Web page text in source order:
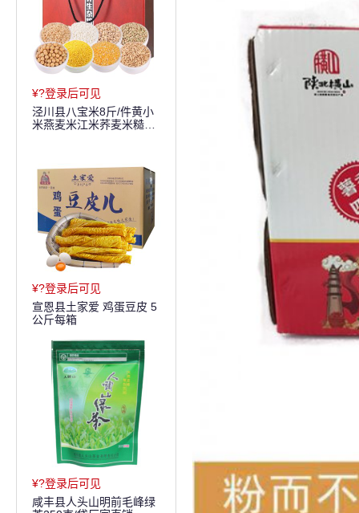
¥?登录后可见
泾川县八宝米8斤/件黄小
米燕麦米江米荞麦米糙米
¥?登录后可见
宣恩县土家爱 鸡蛋豆皮 5
公斤每箱
¥?登录后可见
咸丰县人头山明前毛峰绿